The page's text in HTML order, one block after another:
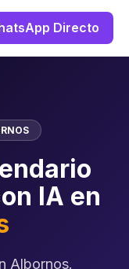
Directo
IA en
Albornos.